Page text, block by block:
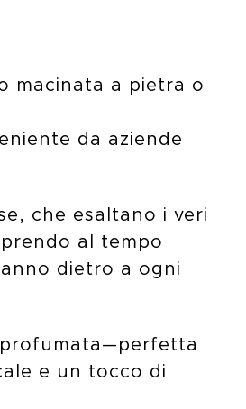
macinata a pietra o
da aziende
che esaltano i veri
al tempo
dietro a ogni
profumata—perfetta
e un tocco di